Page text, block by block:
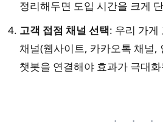
정리해두면 도입 시간을 크게
고객 접점 채널 선택: 우리 가게
채널(웹사이트, 카카오톡 채널,
챗봇을 연결해야 효과가 극대